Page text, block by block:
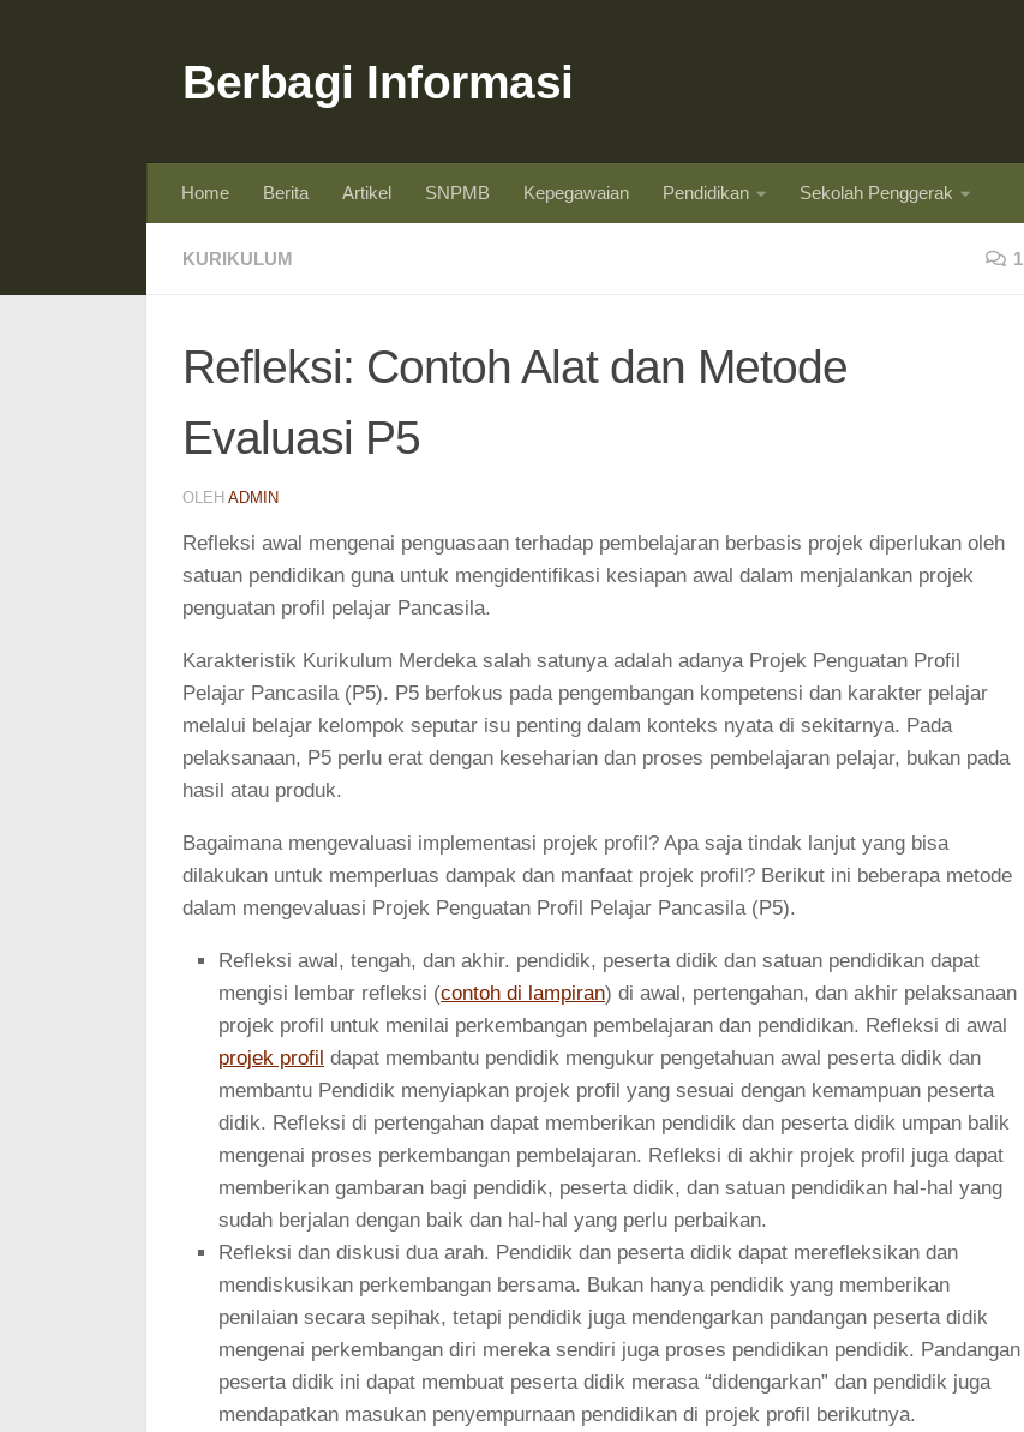
Berbagi Informasi
Home Berita Artikel SNPMB Kepegawaian Pendidikan Sekolah Penggerak
KURIKULUM 1
Refleksi: Contoh Alat dan Metode
Evaluasi P5
OLEH ADMIN
Refleksi awal mengenai penguasaan terhadap pembelajaran berbasis projek diperlukan oleh
satuan pendidikan guna untuk mengidentifikasi kesiapan awal dalam menjalankan projek
penguatan profil pelajar Pancasila.
Karakteristik Kurikulum Merdeka salah satunya adalah adanya Projek Penguatan Profil
Pelajar Pancasila (P5). P5 berfokus pada pengembangan kompetensi dan karakter pelajar
melalui belajar kelompok seputar isu penting dalam konteks nyata di sekitarnya. Pada
pelaksanaan, P5 perlu erat dengan keseharian dan proses pembelajaran pelajar, bukan pada
hasil atau produk.
Bagaimana mengevaluasi implementasi projek profil? Apa saja tindak lanjut yang bisa
dilakukan untuk memperluas dampak dan manfaat projek profil? Berikut ini beberapa metode
dalam mengevaluasi Projek Penguatan Profil Pelajar Pancasila (P5).
Refleksi awal, tengah, dan akhir. pendidik, peserta didik dan satuan pendidikan dapat
mengisi lembar refleksi (contoh di lampiran) di awal, pertengahan, dan akhir pelaksanaan
projek profil untuk menilai perkembangan pembelajaran dan pendidikan. Refleksi di awal
projek profil dapat membantu pendidik mengukur pengetahuan awal peserta didik dan
membantu Pendidik menyiapkan projek profil yang sesuai dengan kemampuan peserta
didik. Refleksi di pertengahan dapat memberikan pendidik dan peserta didik umpan balik
mengenai proses perkembangan pembelajaran. Refleksi di akhir projek profil juga dapat
memberikan gambaran bagi pendidik, peserta didik, dan satuan pendidikan hal-hal yang
sudah berjalan dengan baik dan hal-hal yang perlu perbaikan.
Refleksi dan diskusi dua arah. Pendidik dan peserta didik dapat merefleksikan dan
mendiskusikan perkembangan bersama. Bukan hanya pendidik yang memberikan
penilaian secara sepihak, tetapi pendidik juga mendengarkan pandangan peserta didik
mengenai perkembangan diri mereka sendiri juga proses pendidikan pendidik. Pandangan
peserta didik ini dapat membuat peserta didik merasa “didengarkan” dan pendidik juga
mendapatkan masukan penyempurnaan pendidikan di projek profil berikutnya.